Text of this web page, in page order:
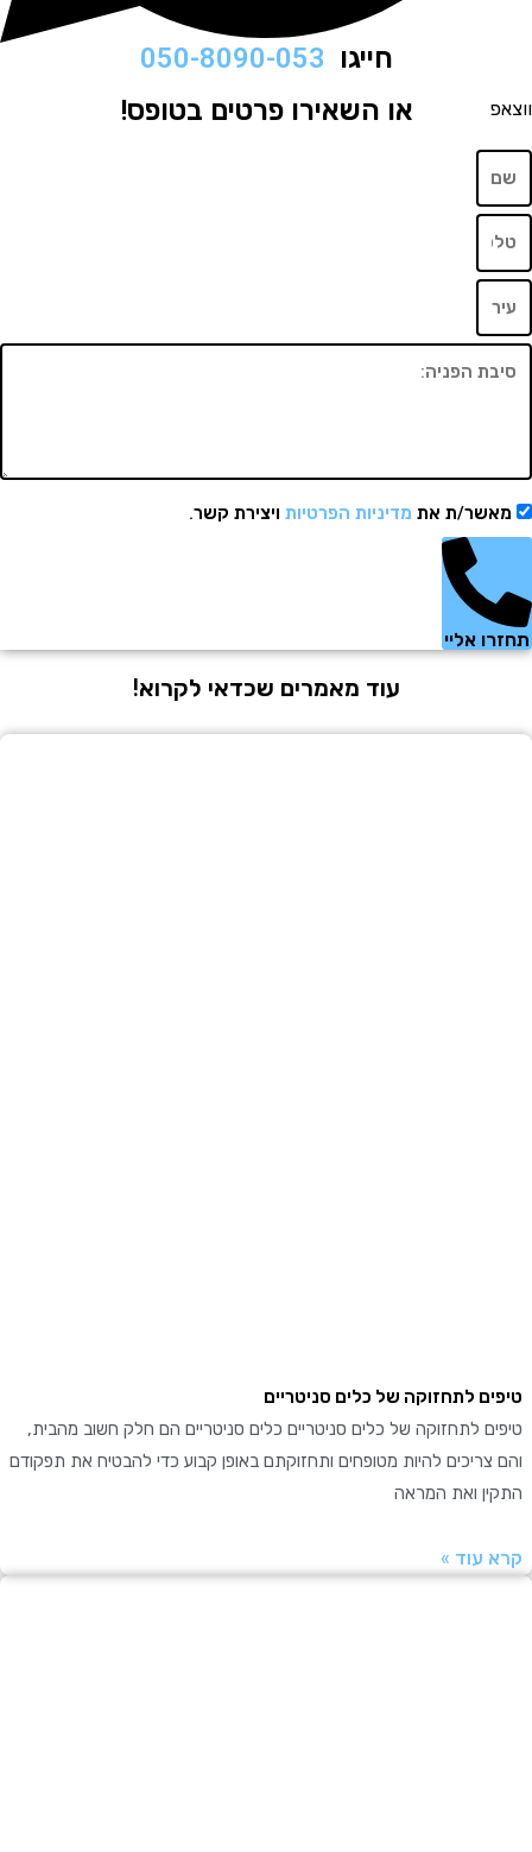
חייגו050-8090-053
או השאירו פרטים בטופס!
ת אתמדיניות הפרטיותויצירת קשר.
אליי
עוד מאמרים שכדאי לקרוא!
לתחזוקה של כלים סניטריים
לתחזוקה של כלים סניטריים כלים סניטריים הם חלק חשוב מהבית,
להיות מטופחים ותחזוקתם באופן קבוע כדי להבטיח את תפקודם
ואת המראה
»